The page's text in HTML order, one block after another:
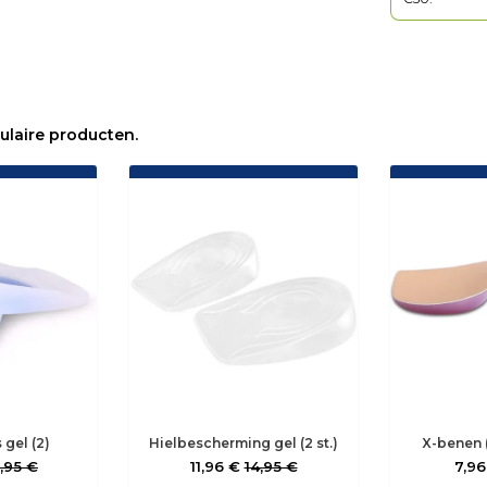
producten.
gel (2)
€
Hielbescherming gel (2 st.)
11,96 €14,95 €
X-